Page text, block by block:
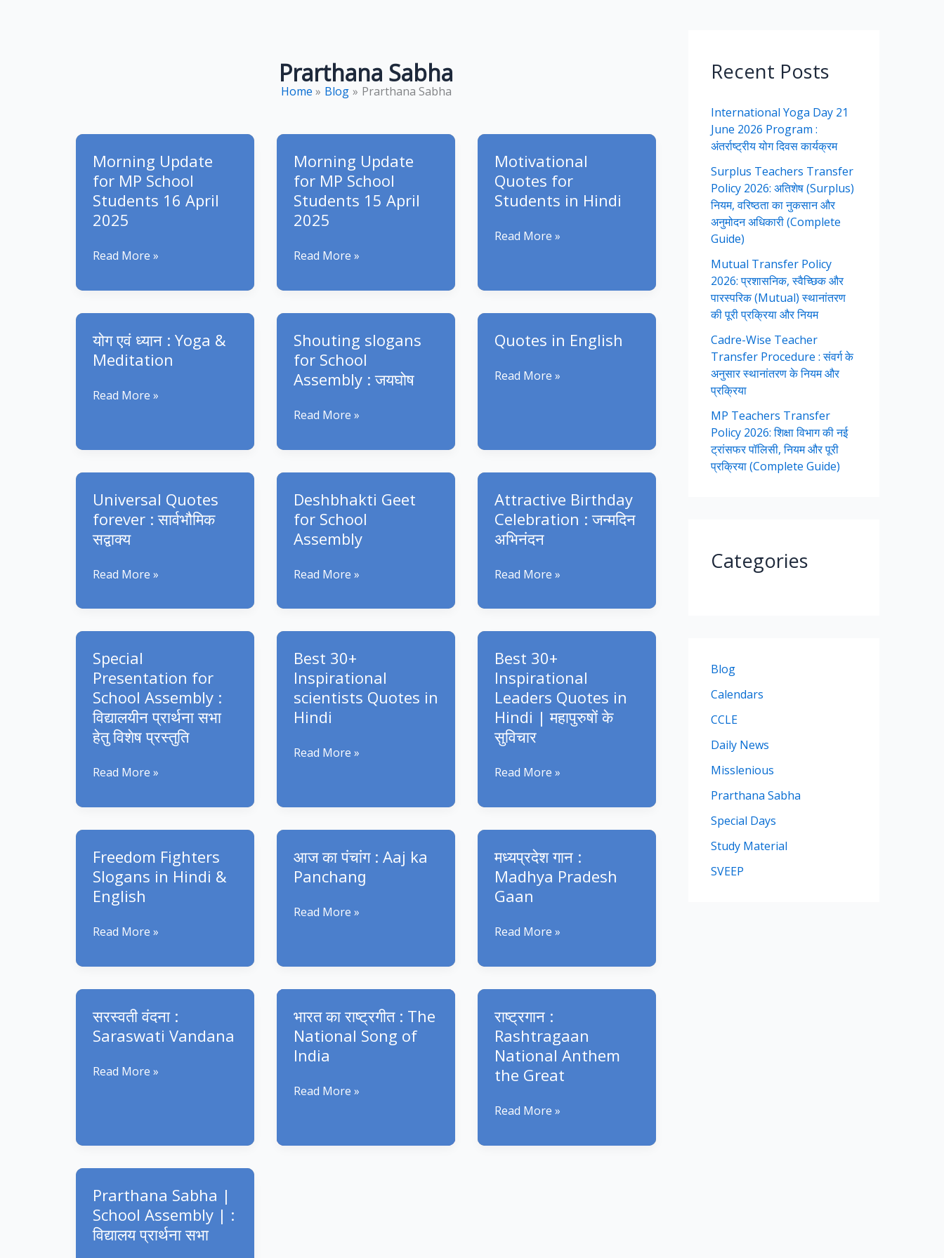
Prarthana Sabha
Home Blog Prarthana Sabha
Morning Update
for MP School
Students 16 April
2025
Morning
for
MP
Students
16
2025
Read More »
Morning Update
for MP School
Students 15 April
2025
Morning
for
MP
Students
15
April
Read More »
Motivational
Quotes for
Students in Hindi
Motivational
Students
Read More »
योग एवं ध्यान : Yoga &
Meditation
योग
:
Meditation
Read More »
Shouting slogans
for School
Assembly : जयघोष
Shouting
for
School
:
जयघोष
Read More »
Quotes in English
Quotes
Read More »
Universal Quotes
forever : सार्वभौमिक
सद्वाक्य
Universal
forever
:
सद्वाक्य
Read More »
Deshbhakti Geet
for School
Assembly
Deshbhakti
for
School
Read More »
Attractive Birthday
Celebration : जन्मदिन
अभिनंदन
Attractive
Celebration
:
अभिनंदन
Read More »
Special
Presentation for
School Assembly :
विद्यालयीन प्रार्थना सभा
हेतु विशेष प्रस्तुति
Special
for
School
विद्यालयीन
प्रार्थना
हेतु
Read More »
Best 30+
Inspirational
scientists Quotes in
Hindi
Best
scientists
Hindi
Read More »
Best 30+
Inspirational
Leaders Quotes in
Hindi | महापुरुषों के
सुविचार
Best
Inspirational
Leaders
in
Hindi
|
के
Read More »
Freedom Fighters
Slogans in Hindi &
English
Freedom
Slogans
in
&
English
Read More »
आज का पंचांग : Aaj ka
Panchanɡ
आज
:
Panchanɡ
Read More »
मध्यप्रदेश गान :
Madhya Pradesh
Gaan
मध्यप्रदेश
:
Madhya
Gaan
Read More »
सरस्वती वंदना :
Saraswati Vandana
सरस्वती
Vandana
Read More »
भारत का राष्ट्रगीत : The
National Song of
India
भारत
:
Read More »
राष्ट्रगान :
Rashtragaan
National Anthem
the Great
राष्ट्रगान
Rashtragaan
Read More »
Prarthana Sabha |
School Assembly | :
विद्यालय प्रार्थना सभा
Recent Posts
International Yoga Day 21
June 2026 Program :
अंतर्राष्ट्रीय योग दिवस कार्यक्रम
Surplus Teachers Transfer
Policy 2026: अतिशेष (Surplus)
नियम, वरिष्ठता का नुकसान और
अनुमोदन अधिकारी (Complete
Guide)
Mutual Transfer Policy
2026: प्रशासनिक, स्वैच्छिक और
पारस्परिक (Mutual) स्थानांतरण
की पूरी प्रक्रिया और नियम
Cadre-Wise Teacher
Transfer Procedure : संवर्ग के
अनुसार स्थानांतरण के नियम और
प्रक्रिया
MP Teachers Transfer
Policy 2026: शिक्षा विभाग की नई
ट्रांसफर पॉलिसी, नियम और पूरी
प्रक्रिया (Complete Guide)
Categories
Blog
Calendars
CCLE
Daily News
Misslenious
Prarthana Sabha
Special Days
Study Material
SVEEP